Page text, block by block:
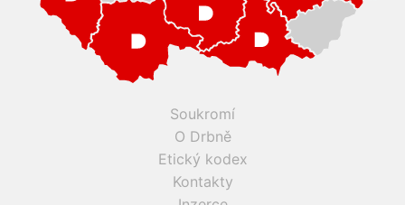
Soukromí
O Drbně
Etický kodex
Kontakty